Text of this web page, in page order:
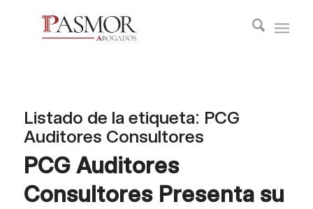
Listado de la etiqueta: PCG
Auditores Consultores
PCG Auditores
Consultores Presenta su